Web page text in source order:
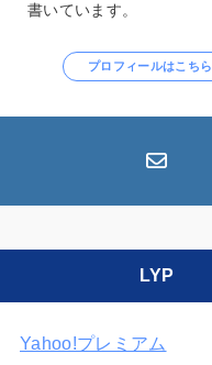
書いています。
プロフィールはこちら
LYP
Yahoo!プレミアム